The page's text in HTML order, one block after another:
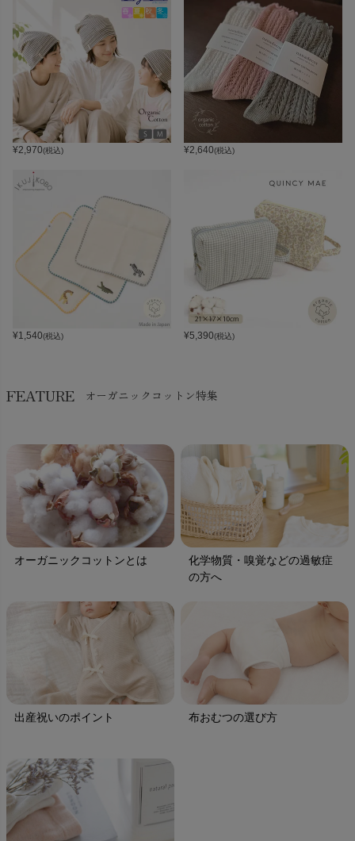
¥2,970(税込) ¥2,640(税込)
¥1,540(税込) ¥5,390(税込)
FEATURE オーガニックコットン特集
オーガニックコットンとは
化学物質・嗅覚などの過敏症
の方へ
出産祝いのポイント 布おむつの選び方